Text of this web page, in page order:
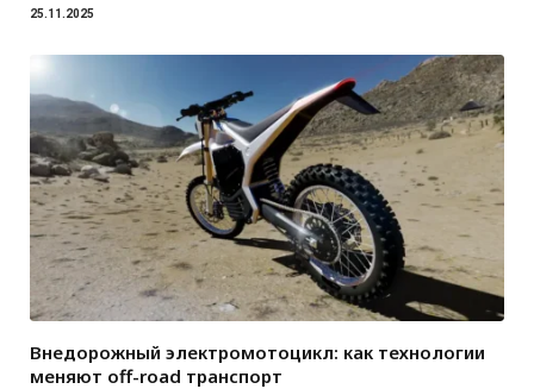
25.11.2025
Внедорожный электромотоцикл: как технологии
меняют off-road транспорт